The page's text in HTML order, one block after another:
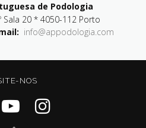
de Podologia
Sala 20 * 4050-112 Porto
info@appodologia.com
NOS